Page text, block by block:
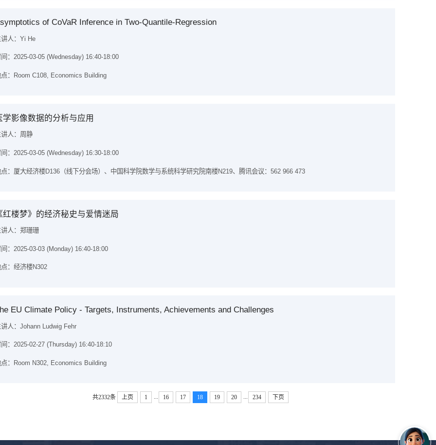
of CoVaR Inference in Two-Quantile-Regression
讲人：Yi He
间：2025-03-05 (Wednesday) 16:40-18:00
：Room C108, Economics Building
学影像数据的分析与应用
讲人：周静
间：2025-03-05 (Wednesday) 16:30-18:00
：厦大经济楼D136（线下分会场）、中国科学院数学与系统科学研究院南楼N219、腾讯会议：562 966 473
红楼梦》的经济秘史与爱情迷局
讲人：郑珊珊
间：2025-03-03 (Monday) 16:40-18:00
：经济楼N302
EU Climate Policy - Targets, Instruments, Achievements and Challenges
讲人：Johann Ludwig Fehr
间：2025-02-27 (Thursday) 16:40-18:10
：Room N302, Economics Building
共2332条 上页 1 16 17 18 19 20 234 下页